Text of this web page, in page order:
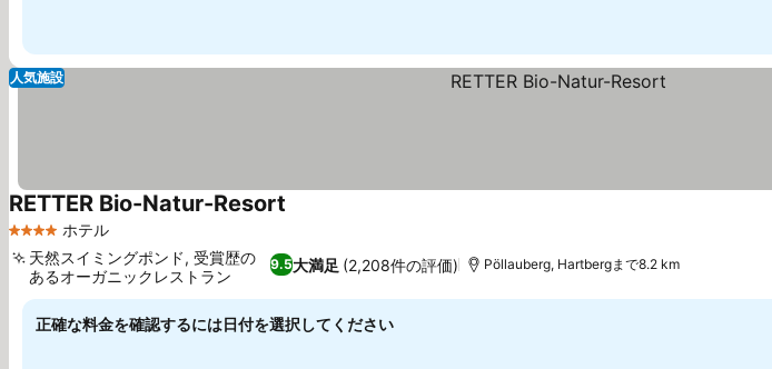
人気施設
4 ホテルのランク
ホテル
RETTER Bio-Natur-Resort
9.5大満足 (2,208件の評価)
天然スイミングポンド, 受賞歴の
あるオーガニックレストラン
Pöllauberg, Hartbergまで8.2 km
正確な料金を確認するには日付を選択してください